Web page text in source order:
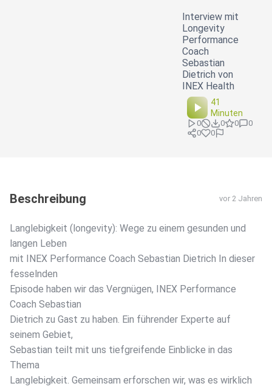
Interview mit
Longevity
Performance
Coach
Sebastian
Dietrich von
INEX Health
41
Minuten
0 0 0
0
0
0
Beschreibung vor 2 Jahren
Langlebigkeit (longevity): Wege zu einem gesunden und
langen Leben
mit INEX Performance Coach Sebastian Dietrich In dieser
fesselnden
Episode haben wir das Vergnügen, INEX Performance
Coach Sebastian
Dietrich zu Gast zu haben. Ein führender Experte auf
seinem Gebiet,
Sebastian teilt mit uns tiefgreifende Einblicke in das
Thema
Langlebigkeit. Gemeinsam erforschen wir, was es wirklich